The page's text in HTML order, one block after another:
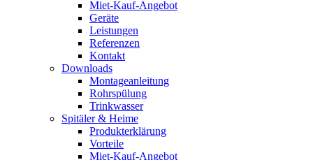
Miet-Kauf-Angebot
Geräte
Leistungen
Referenzen
Kontakt
Downloads
Montageanleitung
Rohrspülung
Trinkwasser
Spitäler & Heime
Produkterklärung
Vorteile
Miet-Kauf-Angebot